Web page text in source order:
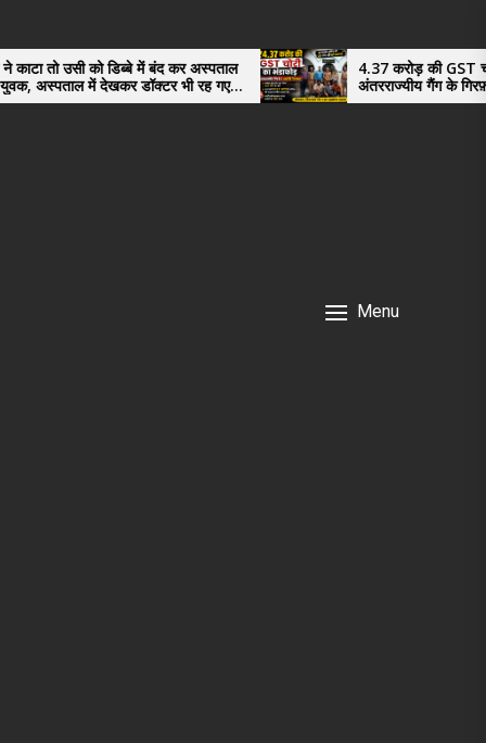
डिब्बे में बंद कर अस्पताल
डॉक्टर भी रह गए
4.37 करोड़ की GST चोरी का भंडाफोड़,
अंतरराज्यीय गैंग के गिरफ़्तार तीनो आरोपी
नगर के, साइबर ठगी छोड़ अपनाया नया तरी
Menu